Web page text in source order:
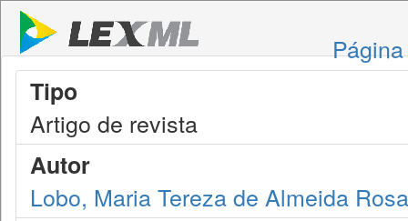
Tipo
Artigo de revista
Autor
Lobo, Maria Tereza de Almeida